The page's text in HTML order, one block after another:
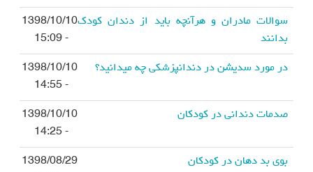
سوالات مادران و هرآنچه باید از دندان کودک
بدانند
1398/10/10
- 15:09
در مورد سدیشن در دندانپزشکی چه میدانید؟
1398/10/10
- 14:55
صدمات دندانی در کودکان
1398/10/10
- 14:25
بوی بد دهان در کودکان
1398/08/29